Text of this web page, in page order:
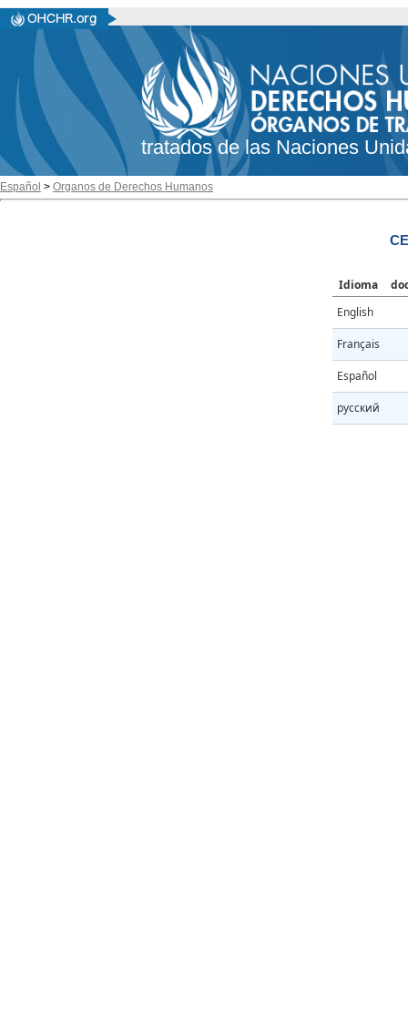
tratados de las Naciones
Español > Organos de Derechos Humanos
Idioma
English
Français
Español
русский